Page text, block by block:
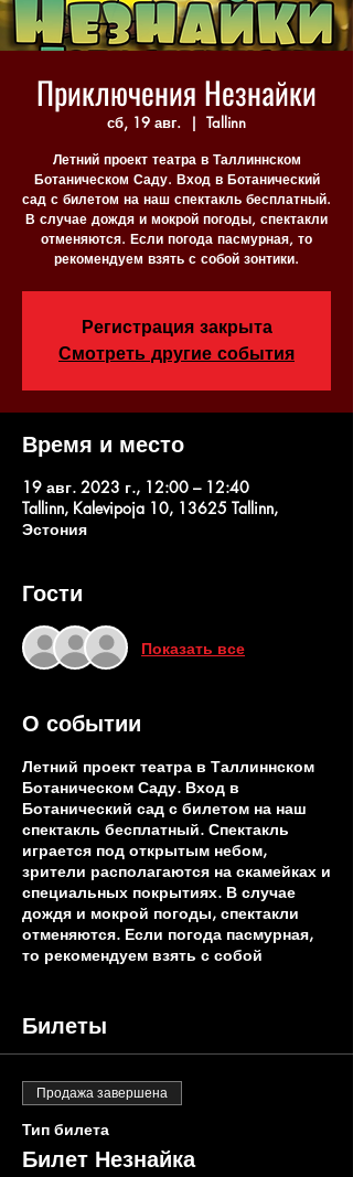
Приключения Незнайки
сб, 19 авг.
  |
Tallinn
Летний проект театра в Таллиннском
Ботаническом Саду. Вход в Ботанический
сад с билетом на наш спектакль бесплатный.
В случае дождя и мокрой погоды, спектакли
отменяются. Если погода пасмурная, то
рекомендуем взять с собой зонтики.
Регистрация закрыта
Смотреть другие события
Время и место
19 авг. 2023 г., 12:00 – 12:40
Tallinn, Kalevipoja 10, 13625 Tallinn,
Эстония
Гости
Показать все
О событии
Летний проект театра в Таллиннском
Ботаническом Саду. Вход в
Ботанический сад с билетом на наш
спектакль бесплатный. Спектакль
играется под открытым небом,
зрители располагаются на скамейках и
специальных покрытиях. В случае
дождя и мокрой погоды, спектакли
отменяются. Если погода пасмурная,
то рекомендуем взять с собой
Автор - Николай Носов
Режиссёр - Алла Миловидова
Музыка - Григорий Гладков
В ролях:
Знайка - Алла Миловидова или
Виталий Васильев
Билеты
Продажа завершена
Тип билета
Билет Незнайка